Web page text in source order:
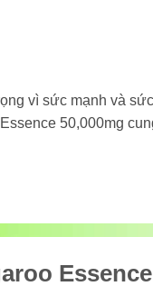
vì sức mạnh và
50,000mg
Essence